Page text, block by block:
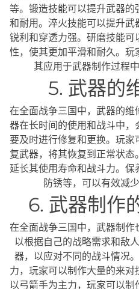
等。锻造技能可以提升武器
和耐用。淬火技能可以提升
锐利和穿透力强。研磨技能
性，使其更加平滑和耐久。
其应用于武器制作过程
5. 武器的
在全面战争三国中，武器的
器在长时间的使用和战斗中
要及时进行修复和更换。玩
复武器，将其恢复到正常状态
延长其使用寿命和战斗力。保
防锈等，可以有效减
6. 武器制作
在全面战争三国中，武器制
以根据自己的战略需求和敌
器，以应对不同的战斗情况
力，玩家可以制作大量的来
以弓箭手为主力，玩家可以